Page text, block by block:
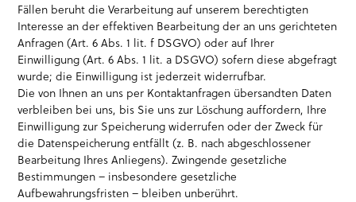
Fällen beruht die Verarbeitung auf unserem berechtigten
Interesse an der effektiven Bearbeitung der an uns gerichteten
Anfragen (Art. 6 Abs. 1 lit. f DSGVO) oder auf Ihrer
Einwilligung (Art. 6 Abs. 1 lit. a DSGVO) sofern diese abgefragt
wurde; die Einwilligung ist jederzeit widerrufbar.
Die von Ihnen an uns per Kontaktanfragen übersandten Daten
verbleiben bei uns, bis Sie uns zur Löschung auffordern, Ihre
Einwilligung zur Speicherung widerrufen oder der Zweck für
die Datenspeicherung entfällt (z. B. nach abgeschlossener
Bearbeitung Ihres Anliegens). Zwingende gesetzliche
Bestimmungen – insbesondere gesetzliche
Aufbewahrungsfristen – bleiben unberührt.